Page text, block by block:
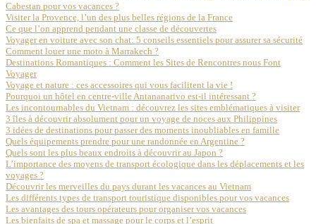
Cabestan pour vos vacances ?
Visiter la Provence, l’un des plus belles régions de la France
Ce que l’on apprend pendant une classe de découvertes
Voyager en voiture avec son chat: 5 conseils essentiels pour assurer sa sécurité
Comment louer une moto à Marrakech ?
Destinations Romantiques : Comment les Sites de Rencontres nous Font
Voyager
Voyage et nature : ces accessoires qui vous facilitent la vie !
Pourquoi un hôtel en centre-ville Antananarivo est-il intéressant ?
Les incontournables du Vietnam : découvrez les sites emblématiques à visiter
3 îles à découvrir absolument pour un voyage de noces aux Philippines
3 idées de destinations pour passer des moments inoubliables en famille
Quels équipements prendre pour une randonnée en Argentine ?
Quels sont les plus beaux endroits à découvrir au Japon ?
L’importance des moyens de transport écologique dans les déplacements et les
voyages ?
Découvrir les merveilles du pays durant les vacances au Vietnam
Les différents types de transport touristique disponibles pour vos vacances
Les avantages des tours opérateurs pour organiser vos vacances
Les bienfaits de spa et massage pour le corps et l’esprit